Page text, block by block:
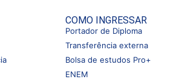
COMO INGRESSAR
Portador de Diploma
Transferência externa
Bolsa de estudos Pro+
ENEM